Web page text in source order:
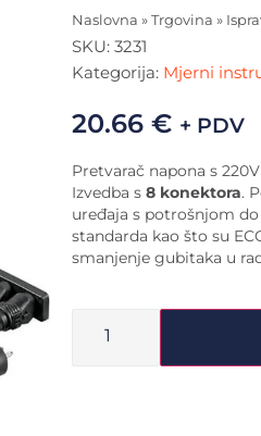
Naslovna » Trgovina »
SKU: 3231
Kategorija: Mjerni
20.66 € + PDV
Pretvarač napona s
Izvedba s 8 konektora.
uređaja s potrošnjom
standarda kao što su
smanjenje gubitaka u